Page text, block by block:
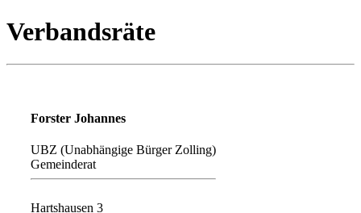
Verbandsräte
Forster Johannes
UBZ (Unabhängige Bürger Zolling)
Gemeinderat
Hartshausen 3